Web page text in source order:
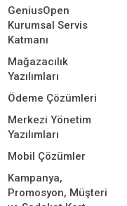
GeniusOpen
Kurumsal Servis
Katmanı
Mağazacılık
Yazılımları
Ödeme Çözümleri
Merkezi Yönetim
Yazılımları
Mobil Çözümler
Kampanya,
Promosyon, Müşteri